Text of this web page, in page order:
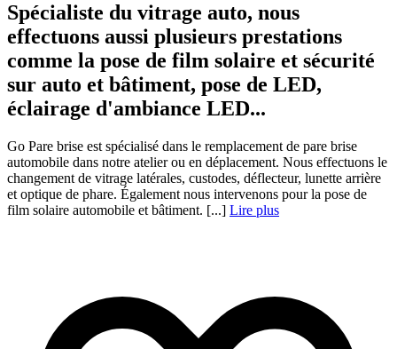
Spécialiste du vitrage auto, nous
effectuons aussi plusieurs prestations
comme la pose de film solaire et sécurité
sur auto et bâtiment, pose de LED,
éclairage d'ambiance LED...
Go Pare brise est spécialisé dans le remplacement de pare brise
automobile dans notre atelier ou en déplacement. Nous effectuons le
changement de vitrage latérales, custodes, déflecteur, lunette arrière
et optique de phare. Également nous intervenons pour la pose de
film solaire automobile et bâtiment. [...] Lire plus